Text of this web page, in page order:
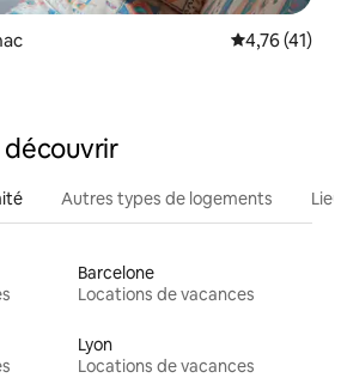
Évaluation
4,76 (41)
découvrir
Autres types de logements
Barcelone
Locations de vacances
Lyon
Locations de vacances